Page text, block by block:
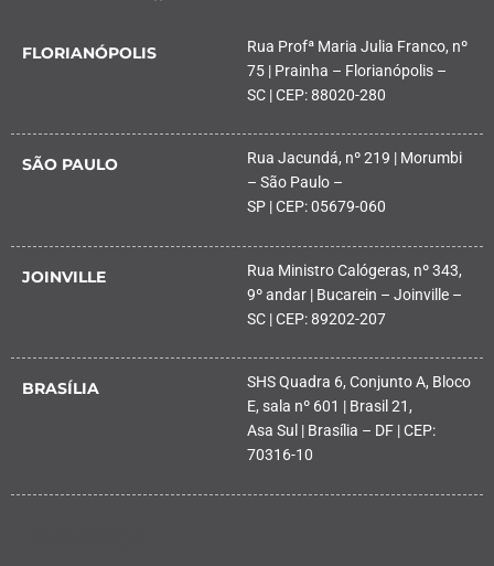
FLORIANÓPOLIS
Rua Profª Maria Julia Franco, nº
75 | Prainha – Florianópolis –
SC | CEP: 88020-280
SÃO PAULO
Rua Jacundá, nº 219 | Morumbi
– São Paulo –
SP | CEP: 05679-060
JOINVILLE
Rua Ministro Calógeras, nº 343,
9º andar | Bucarein – Joinville –
SC | CEP: 89202-207
BRASÍLIA
SHS Quadra 6, Conjunto A, Bloco
E, sala nº 601 | Brasil 21,
Asa Sul | Brasília – DF | CEP:
70316-10